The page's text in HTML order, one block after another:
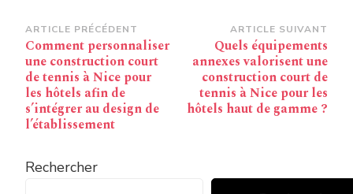
Navigation
d’article
ARTICLE PRÉCÉDENT
Comment personnaliser
une construction court
de tennis à Nice pour
les hôtels afin de
s’intégrer au design de
l’établissement
ARTICLE SUIVANT
Quels équipements
annexes valorisent une
construction court de
tennis à Nice pour les
hôtels haut de gamme ?
Rechercher